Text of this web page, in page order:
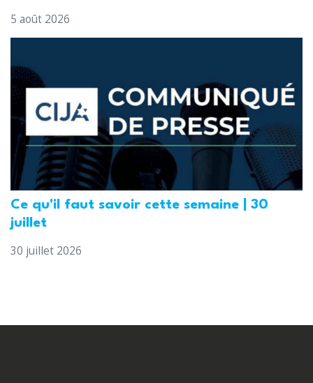
5 août 2026
Ce qu'il faut savoir cette semaine | 30
juillet
30 juillet 2026